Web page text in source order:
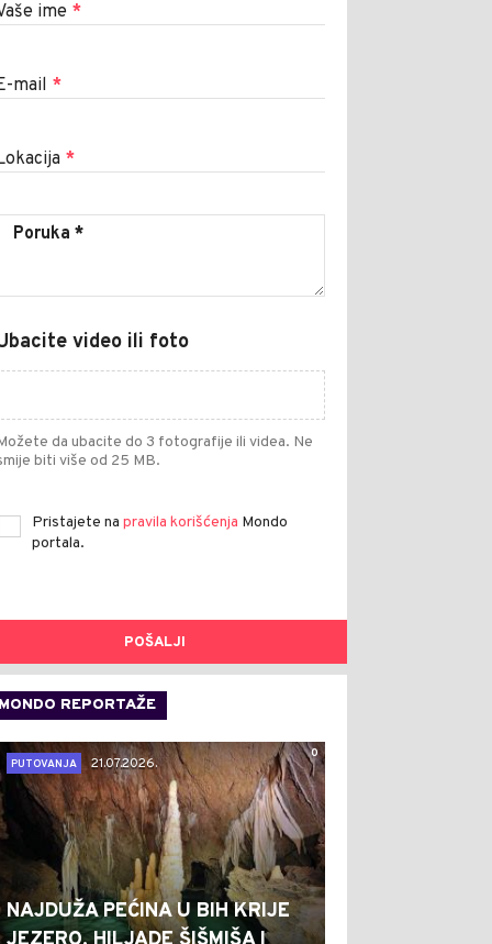
ime *
mail *
*
video ili foto
da ubacite do 3 fotografije ili videa. Ne
biti više od 25 MB.
Pristajete na pravila korišćenja Mondo
portala.
POŠALJI
MONDO REPORTAŽE
0
PUTOVANJA
21.07.2026.
NAJDUŽA PEĆINA U BIH KRIJE